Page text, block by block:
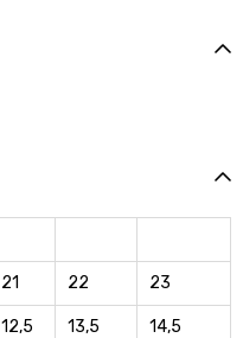
21 22 23
12,5 13,5 14,5